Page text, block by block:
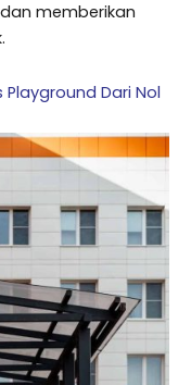
memberikan
Dari Nol